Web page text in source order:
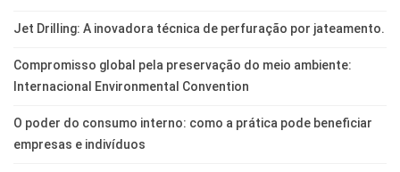
Jet Drilling: A inovadora técnica de perfuração por jateamento.
Compromisso global pela preservação do meio ambiente:
Internacional Environmental Convention
O poder do consumo interno: como a prática pode beneficiar
empresas e indivíduos